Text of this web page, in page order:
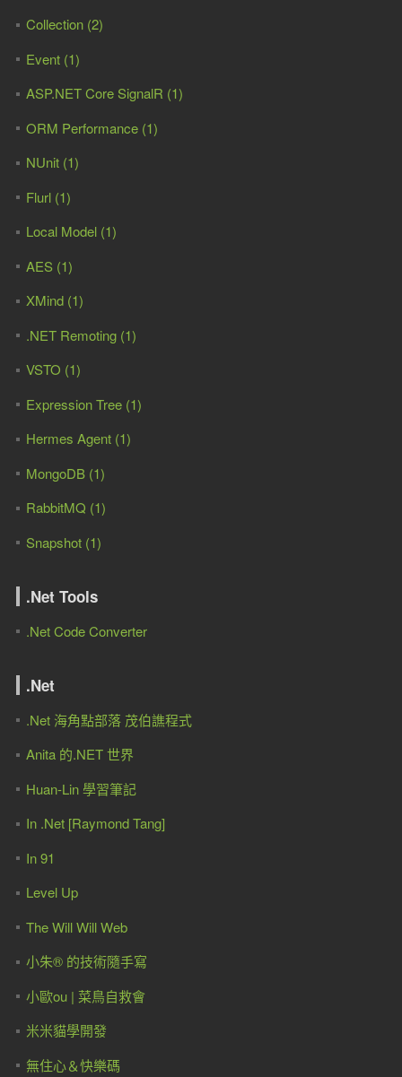
Collection (2)
Event (1)
ASP.NET Core SignalR (1)
ORM Performance (1)
NUnit (1)
Flurl (1)
Local Model (1)
AES (1)
XMind (1)
.NET Remoting (1)
VSTO (1)
Expression Tree (1)
Hermes Agent (1)
MongoDB (1)
RabbitMQ (1)
Snapshot (1)
.Net Tools
.Net Code Converter
.Net
.Net 海角點部落 茂伯譙程式
Anita 的.NET 世界
Huan-Lin 學習筆記
In .Net [Raymond Tang]
In 91
Level Up
The Will Will Web
小朱® 的技術隨手寫
小歐ou | 菜鳥自救會
米米貓學開發
無住心＆快樂碼